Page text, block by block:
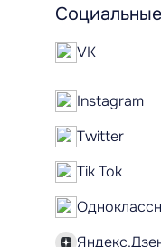
VK
Instagram
Twitter
Tik Tok